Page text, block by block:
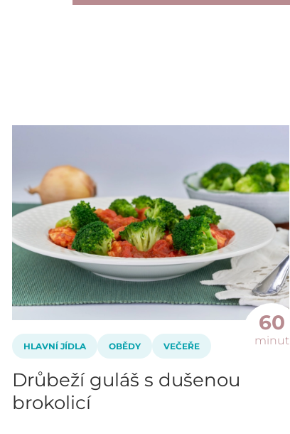
60
minut
HLAVNÍ JÍDLA OBĚDY VEČEŘE
Drůbeží guláš s dušenou
brokolicí